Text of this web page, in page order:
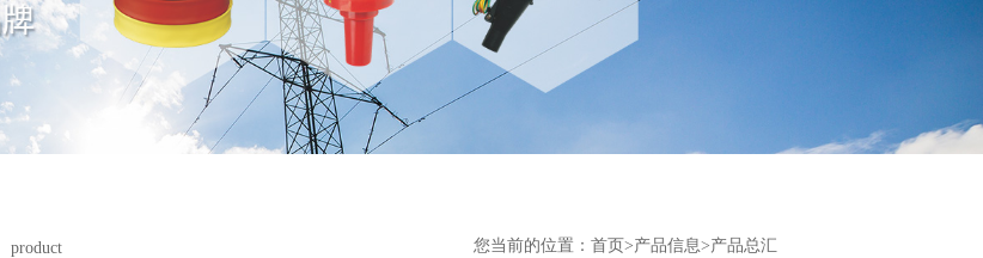
董事寄语
product 您当前的位置： 首页>产品信息>产品总汇